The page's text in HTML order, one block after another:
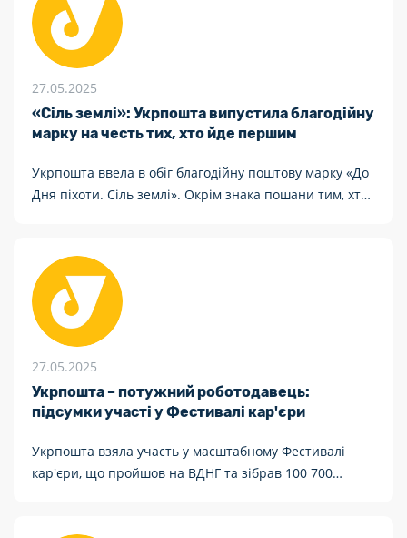
27.05.2025
«Сіль землі»: Укрпошта випустила благодійну
марку на честь тих, хто йде першим
Укрпошта ввела в обіг благодійну поштову марку «До
Дня піхоти. Сіль землі». Окрім знака пошани тим, хто
27.05.2025
Укрпошта – потужний роботодавець:
підсумки участі у Фестивалі кар'єри
Укрпошта взяла участь у масштабному Фестивалі
кар'єри, що пройшов на ВДНГ та зібрав 100 700